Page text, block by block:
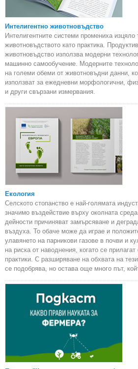
Интелигентно животновъдство
Интелигентните системи промениха
животновъдството като практика.
животновъдство използва модерни
машинно самообучение. Модерните
на големи обеми от животновъдни данни,
използват за ежедневни морфологични,
и други свързани измервания.
Екология
Селското стопанство е най-голямата
значимо въздействие върху околната
дейности причиняват замърсяване и
въздуха. То обаче може да играе и
улавянето на парникови газове в почви и
на риска от наводнения, когато се
практики. С разширяване на обхвата на
се подобрява, но остава още много път,